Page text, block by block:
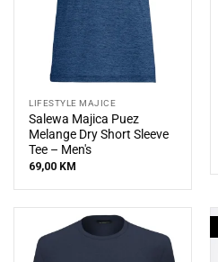
LIFESTYLE MAJICE
Salewa Majica Puez
Melange Dry Short Sleeve
Tee – Men's
69,00 KM